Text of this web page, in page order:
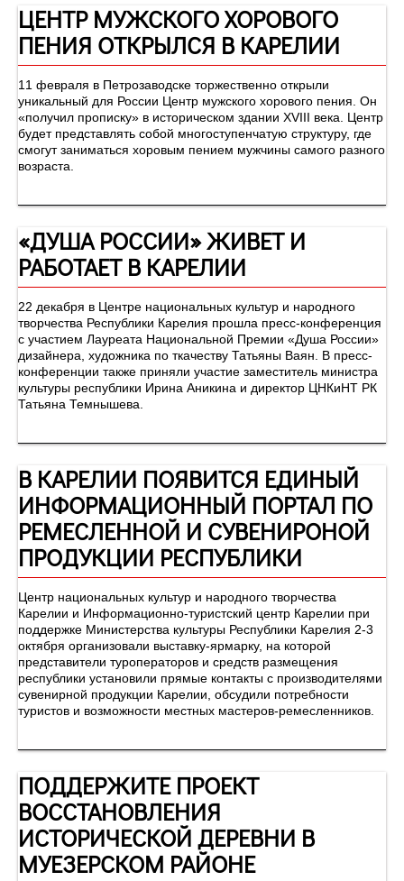
ЦЕНТР МУЖСКОГО ХОРОВОГО
ПЕНИЯ ОТКРЫЛСЯ В КАРЕЛИИ
11 февраля в Петрозаводске торжественно открыли
уникальный для России Центр мужского хорового пения. Он
«получил прописку» в историческом здании XVIII века. Центр
будет представлять собой многоступенчатую структуру, где
смогут заниматься хоровым пением мужчины самого разного
возраста.
«ДУША РОССИИ» ЖИВЕТ И
РАБОТАЕТ В КАРЕЛИИ
22 декабря в Центре национальных культур и народного
творчества Республики Карелия прошла пресс-конференция
с участием Лауреата Национальной Премии «Душа России»
дизайнера, художника по ткачеству Татьяны Ваян. В пресс-
конференции также приняли участие заместитель министра
культуры республики Ирина Аникина и директор ЦНКиНТ РК
Татьяна Темнышева.
В КАРЕЛИИ ПОЯВИТСЯ ЕДИНЫЙ
ИНФОРМАЦИОННЫЙ ПОРТАЛ ПО
РЕМЕСЛЕННОЙ И СУВЕНИРОНОЙ
ПРОДУКЦИИ РЕСПУБЛИКИ
Центр национальных культур и народного творчества
Карелии и Информационно-туристский центр Карелии при
поддержке Министерства культуры Республики Карелия 2-3
октября организовали выставку-ярмарку, на которой
представители туроператоров и средств размещения
республики установили прямые контакты с производителями
сувенирной продукции Карелии, обсудили потребности
туристов и возможности местных мастеров-ремесленников.
ПОДДЕРЖИТЕ ПРОЕКТ
ВОССТАНОВЛЕНИЯ
ИСТОРИЧЕСКОЙ ДЕРЕВНИ В
МУЕЗЕРСКОМ РАЙОНЕ